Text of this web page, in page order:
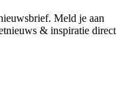
Meld je aan
& inspiratie direct